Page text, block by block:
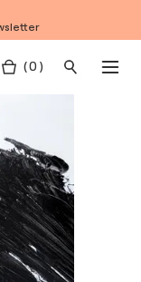
( 0 )